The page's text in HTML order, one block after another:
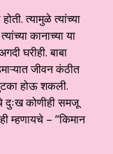
त्यामुळे त्यांच्या
कानाच्या या
घरीही. बाबा
जीवन कंठीत
होऊ शकली.
दुःख कोणीही समजू
म्हणायचे – “किमान